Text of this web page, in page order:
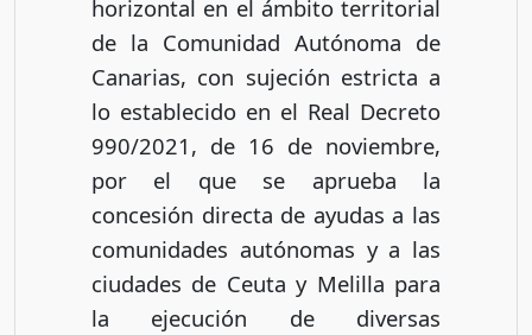
horizontal en el ámbito territorial
de la Comunidad Autónoma de
Canarias, con sujeción estricta a
lo establecido en el Real Decreto
990/2021, de 16 de noviembre,
por el que se aprueba la
concesión directa de ayudas a las
comunidades autónomas y a las
ciudades de Ceuta y Melilla para
la ejecución de diversas